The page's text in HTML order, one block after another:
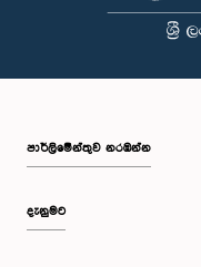
පාර්ලි‌මේන්තුව නරඹන්න
දැනුමට